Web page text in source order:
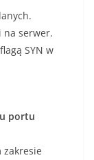
na serwer.
SYN w
portu
zakresie